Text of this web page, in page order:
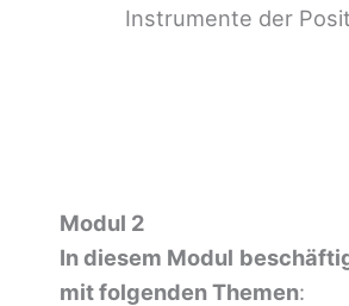
Instrumente der
Modul 2
In diesem Modul
mit folgenden Themen: